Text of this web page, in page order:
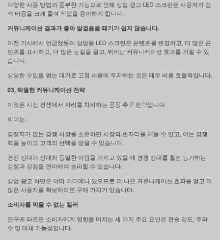
다양한 사용 방법과 풍부한 기능으로 인해 상업 광고 LED 스크린은 사용자의 검
색 비용을 크게 줄여 작업을 용이하게 합니다.
커뮤니케이션 결과가 좋아 발걸음을 떼기가 쉽지 않습니다.
이전 기사에서 언급했듯이 상업용 LED 스크린은 콘텐츠를 변경하고, 더 많은 콘
텐츠를 표시하고, 더 많은 눈길을 끌고, 뛰어난 커뮤니케이션 효과를 가질 수 있
습니다.
상당한 수입을 얻는 대가로 고정 비용에 투자하는 것은 매우 비용 효율적입니다.
03, 탁월한 커뮤니케이션 전략
이것은 시장 경쟁에서 자리를 차지하는 공동 추구 전략입니다.
의미는:
경쟁자가 없는 경쟁 시장을 소유하면 시장의 빈자리를 채울 수 있고, 이는 경쟁
력을 높이고 고객의 선택을 받을 수 있습니다.
경쟁 상대가 상대와 동일한 이점을 가지고 있을 때 경쟁 상대를 훨씬 능가하는
강점과 강점을 연마해야 승리할 수 있습니다.
상업 광고 화면은 이미 어디에나 있으므로 더 나은 커뮤니케이션 효과를 얻고 더
많은 사용자를 확보하려면 구매 가치가 있습니다.
소비자를 막을 수 없는 킬러
연구에 따르면 소비자에게 영향을 미치는 세 가지 주요 요인은 전송 강도, 주파
수 및 대체 가능성입니다.